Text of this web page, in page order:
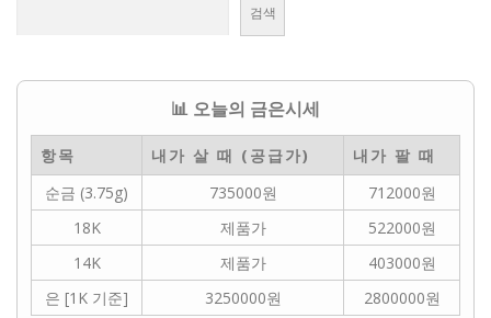
검색
📊 오늘의 금은시세
항목 내가 살 때 (공급가)
내가 팔 때
순금 (3.75g)
735000원
712000원
18K
제품가
522000원
14K
제품가
403000원
은 [1K 기준]
3250000원 2800000원